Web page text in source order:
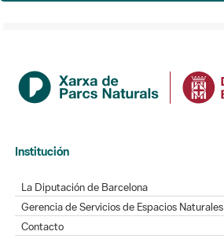
Institución
La Diputación de Barcelona
Gerencia de Servicios de Espacios Naturales
Contacto